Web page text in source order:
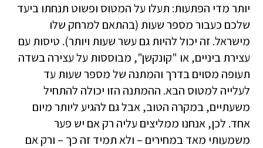
יותר מדי הפתעות: תעלו על המטוס ופשוט תנחתו ביעד
שלכם כעבור מספר שעות (בהתאם למרחק שלו
מישראל. זה יכול להיות גם עשר שעות ויותר). טיסות עם
עצירת ביניים, או "קונקשן", מבוססות על עצירה בשדה
תעופה מסוים בדרך והמתנה של מספר שעות עד
לעלייה למטוס הבא. ההמתנה הזו יכולה להתחיל
משעתיים, במקרה הטוב, אבל גם להגיע ליותר מיום
אחד. לכן, אנחנו ממליצים עליה רק אם יש פער
משמעותי מאד במחירים – ולא תמיד זה כך – ורק אם